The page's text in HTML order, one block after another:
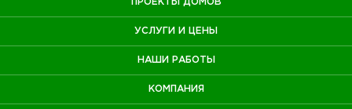
ПРОЕКТЫ ДОМОВ
УСЛУГИ И ЦЕНЫ
НАШИ РАБОТЫ
КОМПАНИЯ